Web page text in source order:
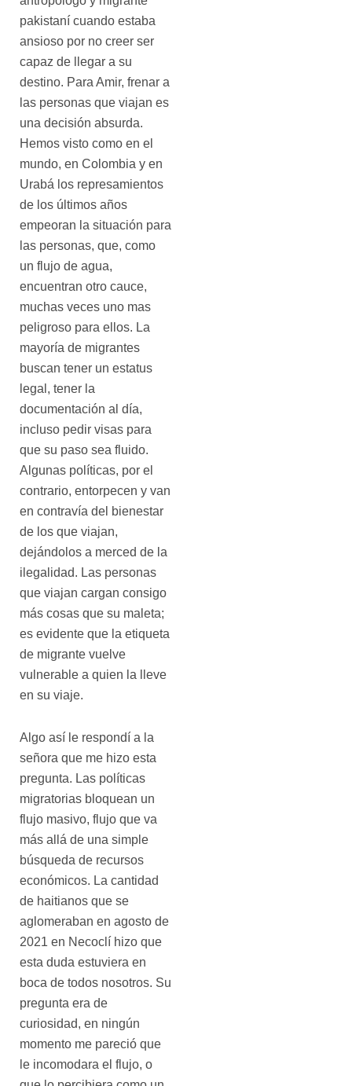
pakistaní cuando estaba
ansioso por no creer ser
capaz de llegar a su
destino. Para Amir, frenar a
las personas que viajan es
una decisión absurda.
Hemos visto como en el
mundo, en Colombia y en
Urabá los represamientos
de los últimos años
empeoran la situación para
las personas, que, como
un flujo de agua,
encuentran otro cauce,
muchas veces uno mas
peligroso para ellos. La
mayoría de migrantes
buscan tener un estatus
legal, tener la
documentación al día,
incluso pedir visas para
que su paso sea fluido.
Algunas políticas, por el
contrario, entorpecen y van
en contravía del bienestar
de los que viajan,
dejándolos a merced de la
ilegalidad. Las personas
que viajan cargan consigo
más cosas que su maleta;
es evidente que la etiqueta
de migrante vuelve
vulnerable a quien la lleve
en su viaje.
Algo así le respondí a la
señora que me hizo esta
pregunta. Las políticas
migratorias bloquean un
flujo masivo, flujo que va
más allá de una simple
búsqueda de recursos
económicos. La cantidad
de haitianos que se
aglomeraban en agosto de
2021 en Necoclí hizo que
esta duda estuviera en
boca de todos nosotros. Su
pregunta era de
curiosidad, en ningún
momento me pareció que
le incomodara el flujo, o